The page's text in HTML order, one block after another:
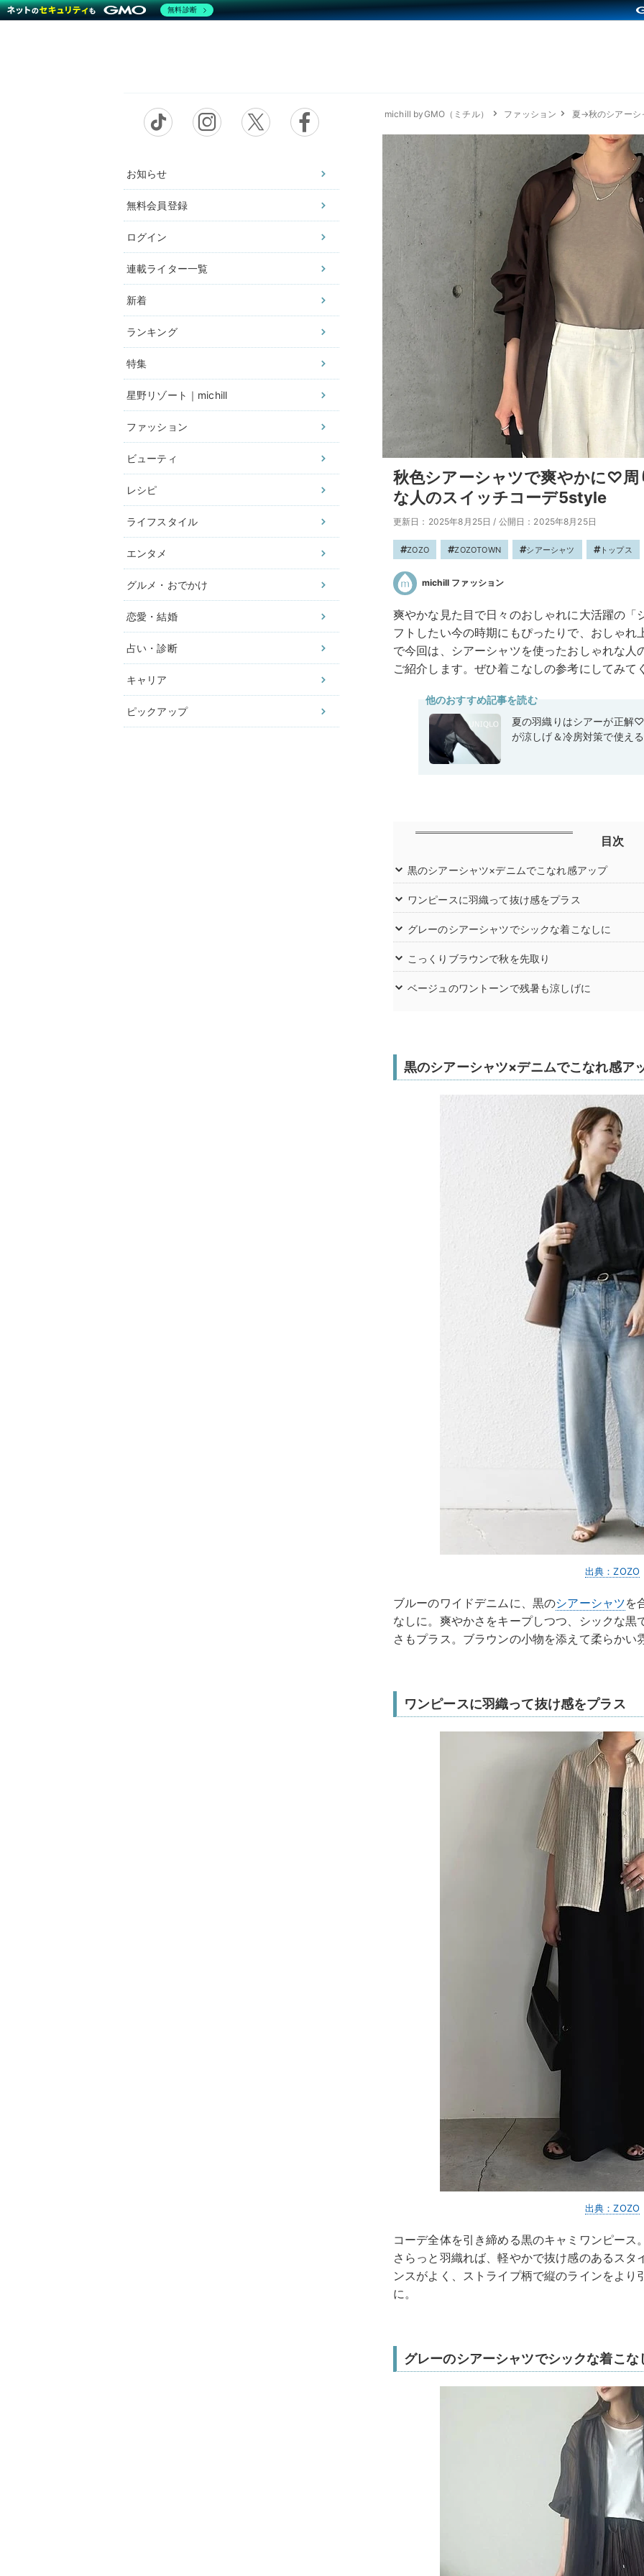
お知らせ
無料会員登録
ログイン
連載ライター一覧
新着
ランキング
特集
星野リゾート｜michill
ファッション
ビューティ
レシピ
ライフスタイル
エンタメ
グルメ・おでかけ
恋愛・結婚
占い・診断
キャリア
ピックアップ
michill byGMO（ミチル） ファッション 夏→秋のシアーシ
秋色シアーシャツで爽やかに♡
な人のスイッチコーデ5style
更新日：2025年8月25日 / 公開日：2025年8月25日
ZOZO ZOZOTOWN シアーシャツ トップス
michill ファッション
爽やかな見た目で日々のおしゃれに大活躍の「
フトしたい今の時期にもぴったりで、おしゃ
で今回は、シアーシャツを使ったおしゃれな
ご紹介します。ぜひ着こなしの参考にしてみて
他のおすすめ記事を読む
夏の羽織りはシアーが正解
が涼しげ＆冷房対策で使え
目次
黒のシアーシャツ×デニムでこなれ感アップ
ワンピースに羽織って抜け感をプラス
グレーのシアーシャツでシックな着こなしに
こっくりブラウンで秋を先取り
ベージュのワントーンで残暑も涼しげに
黒のシアーシャツ×デニムでこなれ感ア
出典：ZOZO
ブルーのワイドデニムに、黒のシアーシャツを
なしに。爽やかさをキープしつつ、シックな
さもプラス。ブラウンの小物を添えて柔らかい
ワンピースに羽織って抜け感をプラス
出典：ZOZO
コーデ全体を引き締める黒のキャミワンピー
さらっと羽織れば、軽やかで抜け感のあるス
ンスがよく、ストライプ柄で縦のラインをよ
に。
グレーのシアーシャツでシックな着こな
無料診断